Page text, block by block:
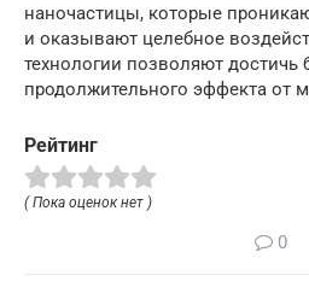
наночастицы, которые
и оказывают целебное
технологии позволяют
продолжительного эффекта от
Рейтинг
( Пока оценок нет )
0